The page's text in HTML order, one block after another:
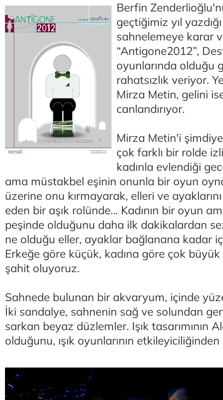
Berfin
geçtiğimiz yıl
sahnelemeye karar
“Antigone2012”,
oyunlarında olduğu
rahatsızlık veriyor.
Mirza Metin, gelini
canlandırıyor.
Mirza Metin'i
çok farklı bir rolde
kadınla evlendiği
ama müstakbel eşinin onunla bir oyun
üzerine onu kırmayarak, elleri ve
eden bir aşık rolünde... Kadının bir oyun
peşinde olduğunu daha ilk dakikalardan
ne olduğu eller, ayaklar bağlanana kadar
Erkeğe göre küçük, kadına göre çok
şahit oluyoruz.
Sahnede bulunan bir akvaryum, içinde
İki sandalye, sahnenin sağ ve solundan
sarkan beyaz düzlemler. Işık tasarımının
olduğunu, ışık oyunlarının